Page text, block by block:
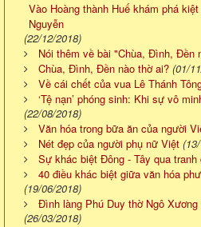
Vào Hoàng thành Huế khám phá
Nguyễn
(22/12/2018)
Nói thêm về bài "Chùa, Đình, Đền
Chùa, Đình, Đền nào thờ ai? (01/
Về cái chết của vua Lê Thánh
‘Tệ nạn’ phóng sinh: Khi sự vô
(22/08/2018)
Văn hóa trong bữa ăn của người
Nét đẹp của người phụ nữ Việt
Sự khác biệt Đông - Tây qua tranh
40 điều khác biệt giữa văn hóa
(19/06/2018)
Đình làng Phú Duy thờ Ngô
(26/03/2018)